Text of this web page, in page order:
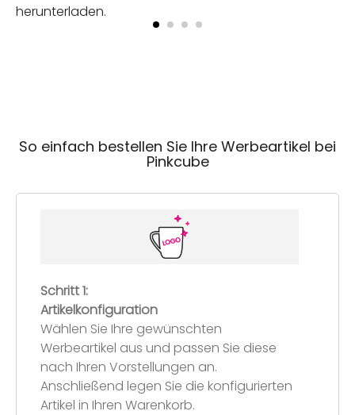
herunterladen.
So einfach bestellen Sie Ihre Werbeartikel bei
Pinkcube
Schritt 1:
Artikelkonfiguration
Wählen Sie Ihre gewünschten
Werbeartikel aus und passen Sie diese
nach Ihren Vorstellungen an.
Anschließend legen Sie die konfigurierten
Artikel in Ihren Warenkorb.